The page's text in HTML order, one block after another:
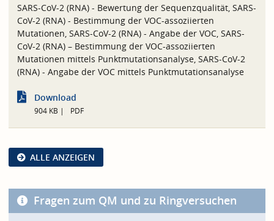
SARS-CoV-2 (RNA) - Bewertung der Sequenzqualität, SARS-
CoV-2 (RNA) - Bestimmung der VOC-assoziierten
Mutationen, SARS-CoV-2 (RNA) - Angabe der VOC, SARS-
CoV-2 (RNA) – Bestimmung der VOC-assoziierten
Mutationen mittels Punktmutationsanalyse, SARS-CoV-2
(RNA) - Angabe der VOC mittels Punktmutationsanalyse
Download
904 KB PDF
ALLE ANZEIGEN
Fragen zum QM und zu Ringversuchen